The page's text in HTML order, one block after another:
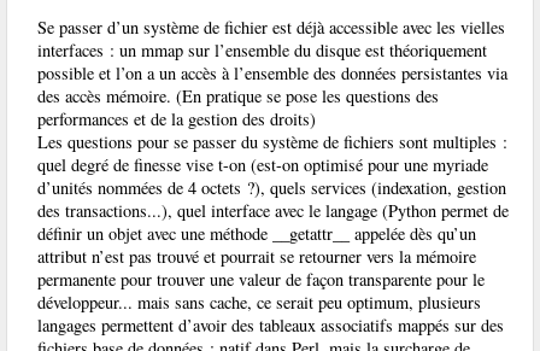
Se passer d’un système de fichier est déjà accessible avec les vielles
interfaces : un mmap sur l’ensemble du disque est théoriquement
possible et l’on a un accès à l’ensemble des données persistantes via
des accès mémoire. (En pratique se pose les questions des
performances et de la gestion des droits)
Les questions pour se passer du système de fichiers sont multiples :
quel degré de finesse vise t-on (est-on optimisé pour une myriade
d’unités nommées de 4 octets ?), quels services (indexation, gestion
des transactions...), quel interface avec le langage (Python permet de
définir un objet avec une méthode __getattr__ appelée dès qu’un
attribut n’est pas trouvé et pourrait se retourner vers la mémoire
permanente pour trouver une valeur de façon transparente pour le
développeur... mais sans cache, ce serait peu optimum, plusieurs
langages permettent d’avoir des tableaux associatifs mappés sur des